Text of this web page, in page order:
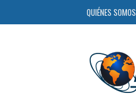
QUIÉNES SOMOS